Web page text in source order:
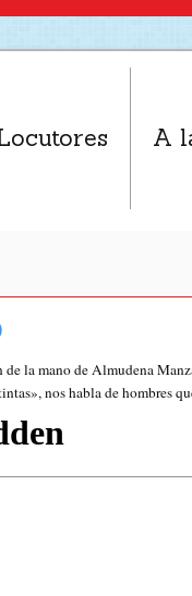
A
la mano de Almudena
nos habla de hombres